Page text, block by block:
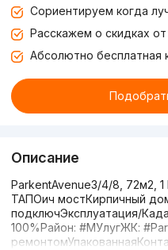
Сориентируем когда
Расскажем о скидках
Абсолютно бесплатная
Описание
ParkentAvenue3/4/8, 72м2,
ТАПОич мостКирпичный
подключЭксплуатация/
100%Район: #МУлугЖК: